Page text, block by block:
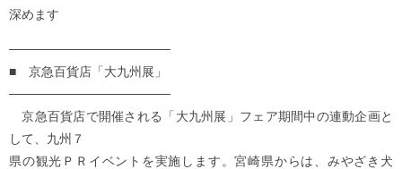
深めます
──────────────────
■ 京急百貨店「大九州展」
──────────────────
京急百貨店で開催される「大九州展」フェア期間中の連動企画と
して、九州７
県の観光ＰＲイベントを実施します。宮崎県からは、みやざき犬